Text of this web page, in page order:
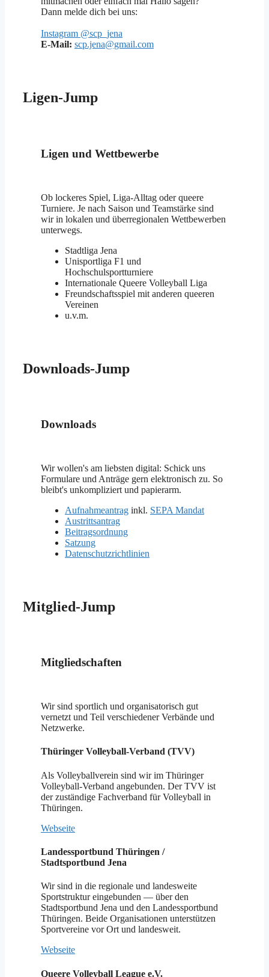
Dann melde dich bei uns:
Instagram @scp_jena
E-Mail: scp.jena@gmail.com
Ligen-Jump
Ligen und Wettbewerbe
Ob lockeres Spiel, Liga-Alltag oder queere
Turniere. Je nach Saison und Teamstärke sind
wir in lokalen und überregionalen Wettbewerben
unterwegs.
Stadtliga Jena
Unisportliga F1 und
Hochschulsportturniere
Internationale Queere Volleyball Liga
Freundschaftsspiel mit anderen queeren
Vereinen
u.v.m.
Downloads-Jump
Downloads
Wir wollen's am liebsten digital: Schick uns
Formulare und Anträge gern elektronisch zu. So
bleibt's unkompliziert und papierarm.
Aufnahmeantrag inkl. SEPA Mandat
Austrittsantrag
Beitragsordnung
Satzung
Datenschutzrichtlinien
Mitglied-Jump
Mitgliedschaften
Wir sind sportlich und organisatorisch gut
vernetzt und Teil verschiedener Verbände und
Netzwerke.
Thüringer Volleyball-Verband (TVV)
Als Volleyballverein sind wir im Thüringer
Volleyball-Verband angebunden. Der TVV ist
der zuständige Fachverband für Volleyball in
Thüringen.
Webseite
Landessportbund Thüringen /
Stadtsportbund Jena
Wir sind in die regionale und landesweite
Sportstruktur eingebunden — über den
Stadtsportbund Jena und den Landessportbund
Thüringen. Beide Organisationen unterstützen
Sportvereine vor Ort und landesweit.
Webseite
Queere Volleyball League e.V.